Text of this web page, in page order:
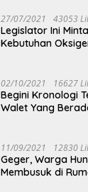
27/07/2021 43053
Legislator Ini
Kebutuhan
02/10/2021 16627
Begini Kronologi
Walet Yang
11/09/2021 12830
Geger, Warga
Membusuk di